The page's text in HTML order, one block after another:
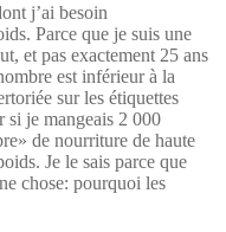
j’ai besoin
Parce que je suis une
et pas exactement 25 ans
est inférieur à la
sur les étiquettes
si je mangeais 2 000
de nourriture de haute
Je le sais parce que
chose: pourquoi les